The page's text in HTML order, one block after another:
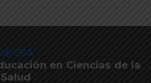
en Ciencias de la
Salud